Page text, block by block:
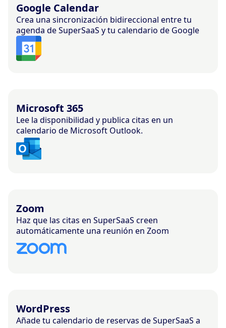
Google Calendar
Crea una sincronización bidireccional entre tu
agenda de SuperSaaS y tu calendario de Google
Microsoft 365
Lee la disponibilidad y publica citas en un
calendario de Microsoft Outlook.
Zoom
Haz que las citas en SuperSaaS creen
automáticamente una reunión en Zoom
WordPress
Añade tu calendario de reservas de SuperSaaS a